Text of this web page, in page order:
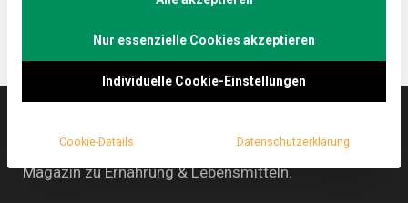
lebensmittelmagazin
(.de) ist das Online-
Magazin zu Ernährung & Lebensmitteln.
Nur essenzielle Cookies akzeptieren
Individuelle Cookie-Einstellungen
Cookie-Details Datenschutzerklärung